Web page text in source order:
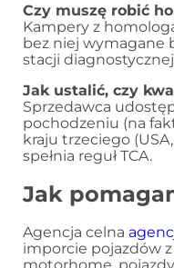
Czy muszę robić
Kampery z
bez niej wymagane
stacji
Jak ustalić, czy
Sprzedawca
pochodzeniu (na
kraju trzeciego
spełnia reguł TCA.
Jak
Agencja celna
imporcie pojazdów